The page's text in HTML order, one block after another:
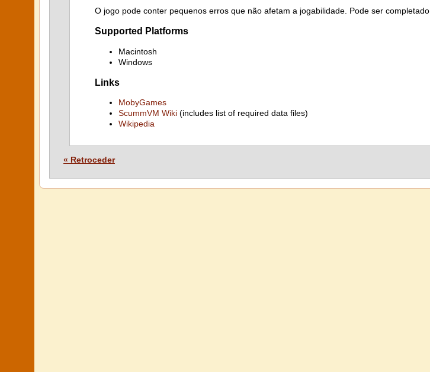
O jogo pode conter pequenos erros que não afetam a jogabilidade. Pode ser completado.
Supported Platforms
Macintosh
Windows
Links
MobyGames
ScummVM Wiki (includes list of required data files)
Wikipedia
« Retroceder